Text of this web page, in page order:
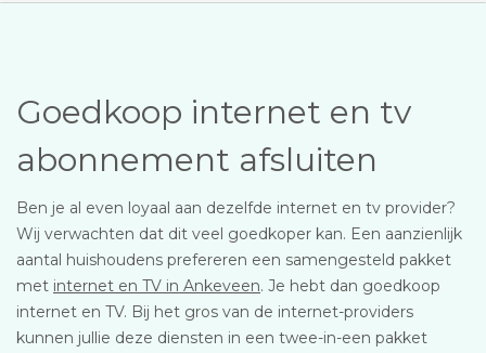
Goedkoop internet en tv
abonnement afsluiten
Ben je al even loyaal aan dezelfde internet en tv provider?
Wij verwachten dat dit veel goedkoper kan. Een aanzienlijk
aantal huishoudens prefereren een samengesteld pakket
met internet en TV in Ankeveen. Je hebt dan goedkoop
internet en TV. Bij het gros van de internet-providers
kunnen jullie deze diensten in een twee-in-een pakket